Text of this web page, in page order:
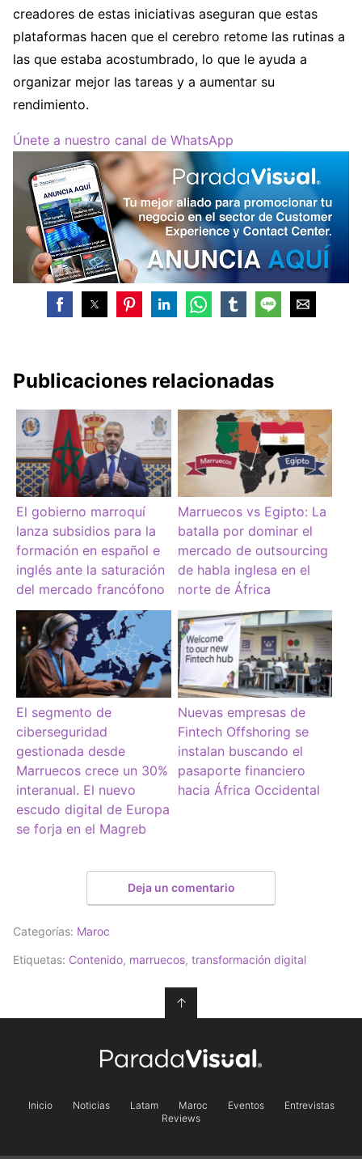
creadores de estas iniciativas aseguran que estas
plataformas hacen que el cerebro retome las rutinas a
las que estaba acostumbrado, lo que le ayuda a
organizar mejor las tareas y a aumentar su
rendimiento.
Únete a nuestro canal de WhatsApp
Publicaciones relacionadas
El gobierno marroquí
lanza subsidios para la
formación en español e
inglés ante la saturación
del mercado francófono
Marruecos vs Egipto: La
batalla por dominar el
mercado de outsourcing
de habla inglesa en el
norte de África
El segmento de
ciberseguridad
gestionada desde
Marruecos crece un 30%
interanual. El nuevo
escudo digital de Europa
se forja en el Magreb
Nuevas empresas de
Fintech Offshoring se
instalan buscando el
pasaporte financiero
hacia África Occidental
Deja un comentario
Categorías: Maroc
Etiquetas: Contenido, marruecos, transformación digital
↑
Inicio Noticias Latam Maroc Eventos
Entrevistas
Reviews